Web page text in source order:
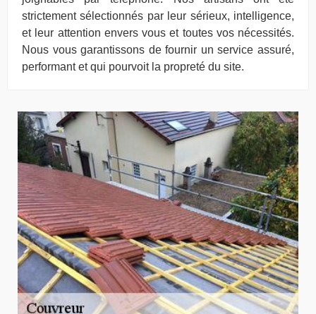
strictement sélectionnés par leur sérieux, intelligence,
et leur attention envers vous et toutes vos nécessités.
Nous vous garantissons de fournir un service assuré,
performant et qui pourvoit la propreté du site.